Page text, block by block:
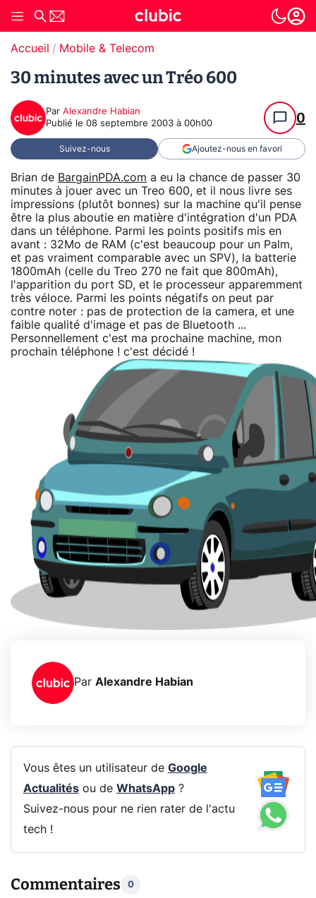
Accueil Mobile & Telecom
30 minutes avec un Tréo 600
Par Alexandre Habian
Publié le 08 septembre 2003 à 00h00 0
Suivez-nous Ajoutez-nous en favori
Brian de BargainPDA.com a eu la chance de passer 30
minutes à jouer avec un Treo 600, et il nous livre ses
impressions (plutôt bonnes) sur la machine qu'il pense
être la plus aboutie en matière d'intégration d'un PDA
dans un téléphone. Parmi les points positifs mis en
avant : 32Mo de RAM (c'est beaucoup pour un Palm,
et pas vraiment comparable avec un SPV), la batterie
1800mAh (celle du Treo 270 ne fait que 800mAh),
l'apparition du port SD, et le processeur apparemment
très véloce. Parmi les points négatifs on peut par
contre noter : pas de protection de la camera, et une
faible qualité d'image et pas de Bluetooth ...
Personnellement c'est ma prochaine machine, mon
prochain téléphone ! c'est décidé !
Par Alexandre Habian
Vous êtes un utilisateur de Google
Actualitésou de WhatsApp?
Suivez-nous pour ne rien rater de l'actu
tech !
Commentaires 0